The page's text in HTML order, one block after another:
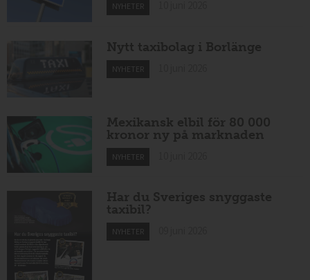
NYHETER
Nytt taxibolag i Borlänge
NYHETER
Mexikansk elbil för 80 000
kronor ny på marknaden
NYHETER
Har du Sveriges snyggaste
taxibil?
NYHETER